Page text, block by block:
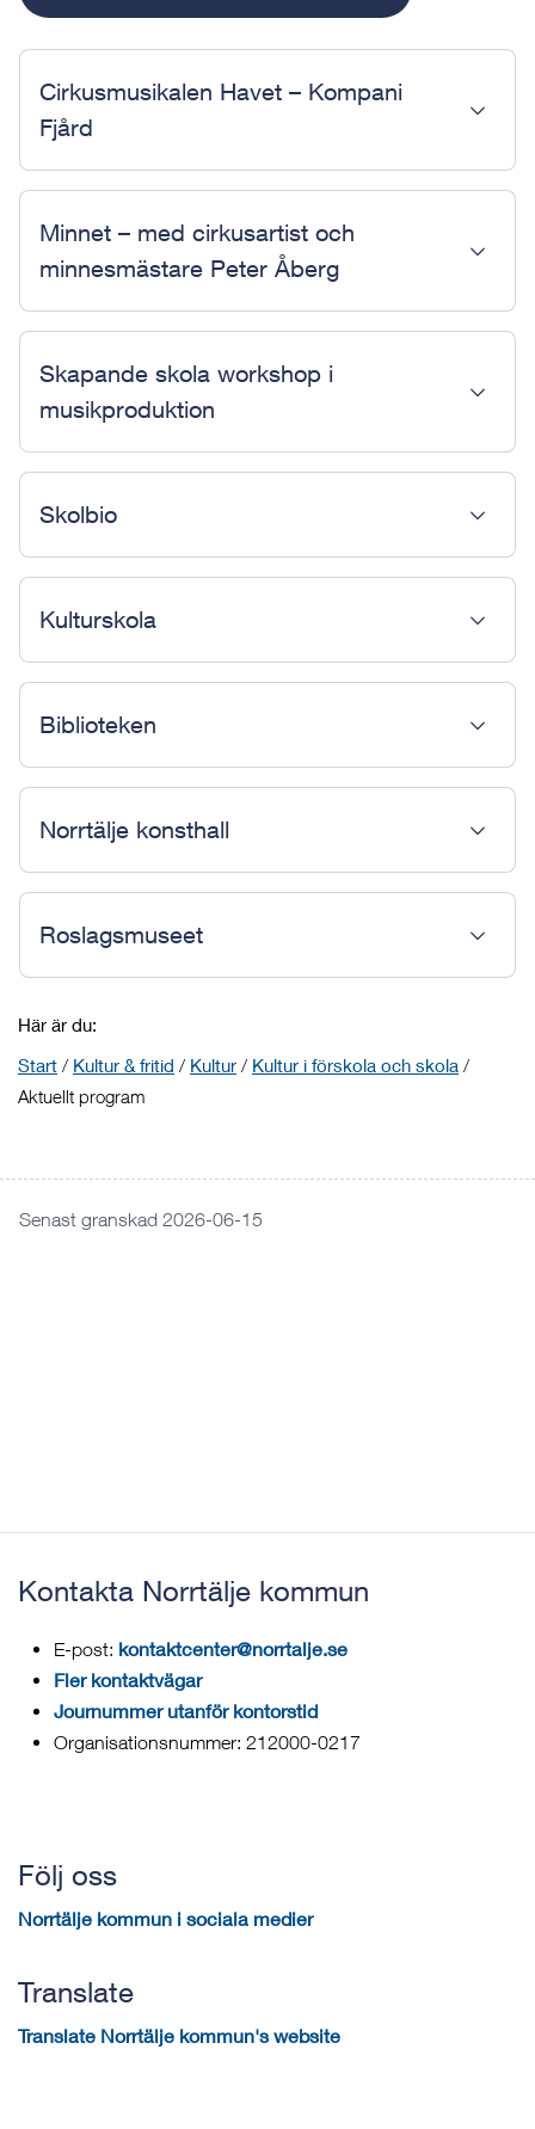
Cirkusmusikalen Havet – Kompani
Fjård
Minnet – med cirkusartist och
minnesmästare Peter Åberg
Skapande skola workshop i
musikproduktion
Skolbio
Kulturskola
Biblioteken
Norrtälje konsthall
Roslagsmuseet
Här är du:
Start / Kultur & fritid / Kultur / Kultur i förskola och skola /
Aktuellt program
Senast granskad 2026-06-15
Kontakta Norrtälje kommun
E-post: kontaktcenter@norrtalje.se
Fler kontaktvägar
Journummer utanför kontorstid
Organisationsnummer: 212000-0217
Följ oss
Norrtälje kommun i sociala medier
Translate
Translate Norrtälje kommun's website